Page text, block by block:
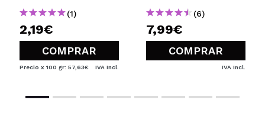
(1)
2,19€
COMPRAR
Precio x 100 gr: 57,63€ IVA Incl.
(6)
7,99€
COMPRAR
IVA Incl.